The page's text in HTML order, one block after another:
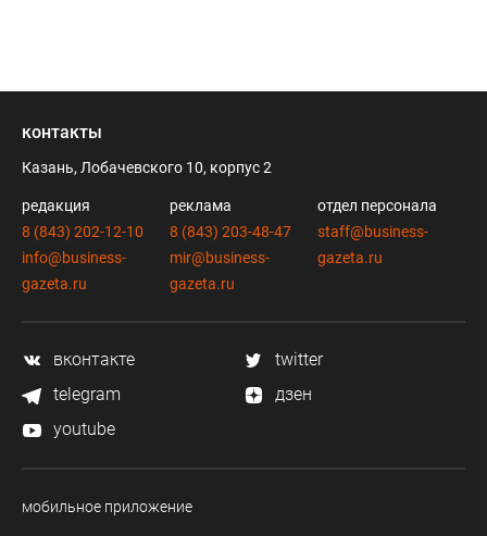
контакты
Казань, Лобачевского 10, корпус 2
редакция
8 (843) 202-12-10
info@business-
gazeta.ru
реклама
8 (843) 203-48-47
mir@business-
gazeta.ru
отдел персонала
staff@business-
gazeta.ru
вконтакте
twitter
telegram
дзен
youtube
мобильное приложение